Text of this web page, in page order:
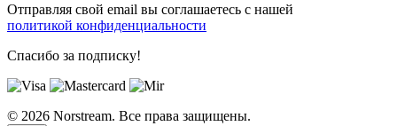
Отправляя свой email вы соглашаетесь с нашей
политикой конфиденциальности
Спасибо за подписку!
© 2026 Norstream. Все права защищены.